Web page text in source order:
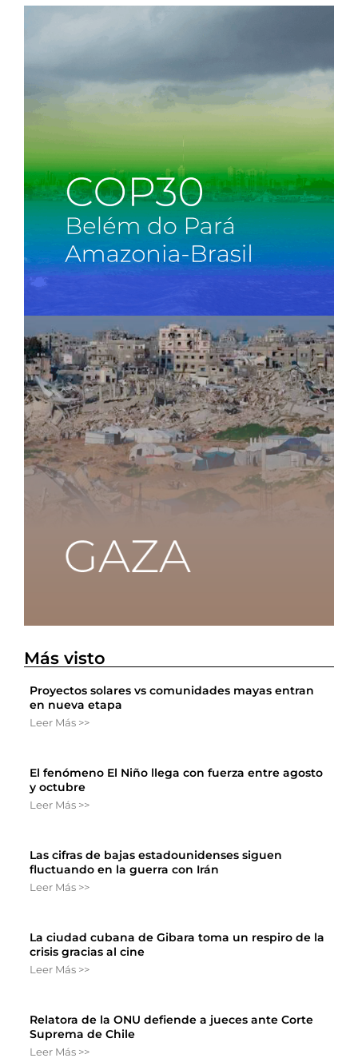
Más visto
Proyectos solares vs comunidades mayas entran
en nueva etapa
Leer Más >>
El fenómeno El Niño llega con fuerza entre agosto
y octubre
Leer Más >>
Las cifras de bajas estadounidenses siguen
fluctuando en la guerra con Irán
Leer Más >>
La ciudad cubana de Gibara toma un respiro de la
crisis gracias al cine
Leer Más >>
Relatora de la ONU defiende a jueces ante Corte
Suprema de Chile
Leer Más >>